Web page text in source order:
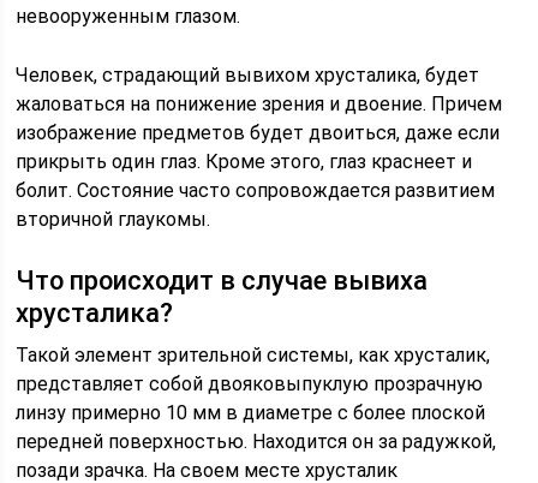
невооруженным глазом.
Человек, страдающий вывихом хрусталика, будет
жаловаться на понижение зрения и двоение. Причем
изображение предметов будет двоиться, даже если
прикрыть один глаз. Кроме этого, глаз краснеет и
болит. Состояние часто сопровождается развитием
вторичной глаукомы.
Что происходит в случае вывиха
хрусталика?
Такой элемент зрительной системы, как хрусталик,
представляет собой двояковыпуклую прозрачную
линзу примерно 10 мм в диаметре с более плоской
передней поверхностью. Находится он за радужкой,
позади зрачка. На своем месте хрусталик